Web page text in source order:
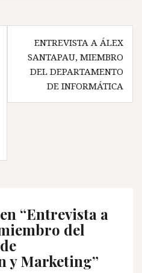
ENTREVISTA A ÁLEX
SANTAPAU, MIEMBRO
DEL DEPARTAMENTO
DE INFORMÁTICA
“Entrevista a
del
y Marketing”